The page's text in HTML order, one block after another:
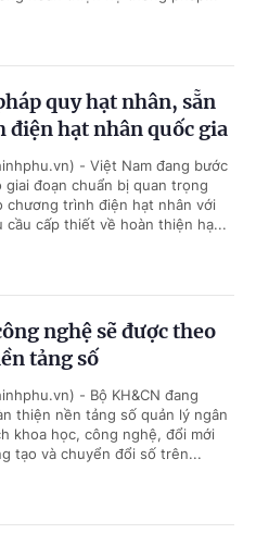
quy hạt nhân, sẵn
điện hạt nhân quốc gia
- Việt Nam đang bước
giai đoạn chuẩn bị quan trọng
chương trình điện hạt nhân với
cầu cấp thiết về hoàn thiện hạ...
nghệ sẽ được theo
tảng số
- Bộ KH&CN đang
thiện nền tảng số quản lý ngân
khoa học, công nghệ, đổi mới
tạo và chuyển đổi số trên...